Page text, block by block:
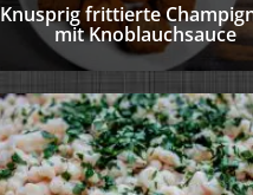
Knusprig frittierte
mit Knoblauchsauce